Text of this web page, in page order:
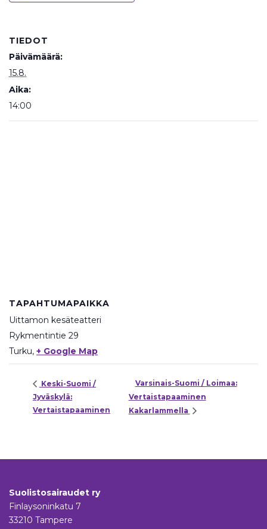
TIEDOT
Päivämäärä:
15.8.
Aika:
14:00
TAPAHTUMAPAIKKA
Uittamon kesäteatteri
Rykmentintie 29
Turku, + Google Map
Keski-Suomi /
Jyväskylä:
Vertaistapaaminen
Varsinais-Suomi / Loimaa:
Vertaistapaaminen
Kakarlammella
Suolistosairaudet ry
Finlaysoninkatu 7
33210 Tampere